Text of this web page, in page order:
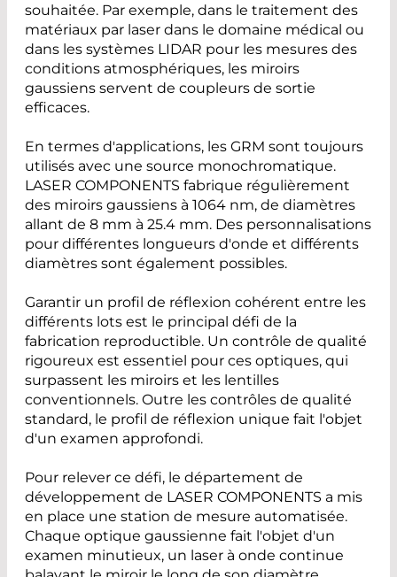
souhaitée. Par exemple, dans le traitement des
matériaux par laser dans le domaine médical ou
dans les systèmes LIDAR pour les mesures des
conditions atmosphériques, les miroirs
gaussiens servent de coupleurs de sortie
efficaces.
En termes d'applications, les GRM sont toujours
utilisés avec une source monochromatique.
LASER COMPONENTS fabrique régulièrement
des miroirs gaussiens à 1064 nm, de diamètres
allant de 8 mm à 25.4 mm. Des personnalisations
pour différentes longueurs d'onde et différents
diamètres sont également possibles.
Garantir un profil de réflexion cohérent entre les
différents lots est le principal défi de la
fabrication reproductible. Un contrôle de qualité
rigoureux est essentiel pour ces optiques, qui
surpassent les miroirs et les lentilles
conventionnels. Outre les contrôles de qualité
standard, le profil de réflexion unique fait l'objet
d'un examen approfondi.
Pour relever ce défi, le département de
développement de LASER COMPONENTS a mis
en place une station de mesure automatisée.
Chaque optique gaussienne fait l'objet d'un
examen minutieux, un laser à onde continue